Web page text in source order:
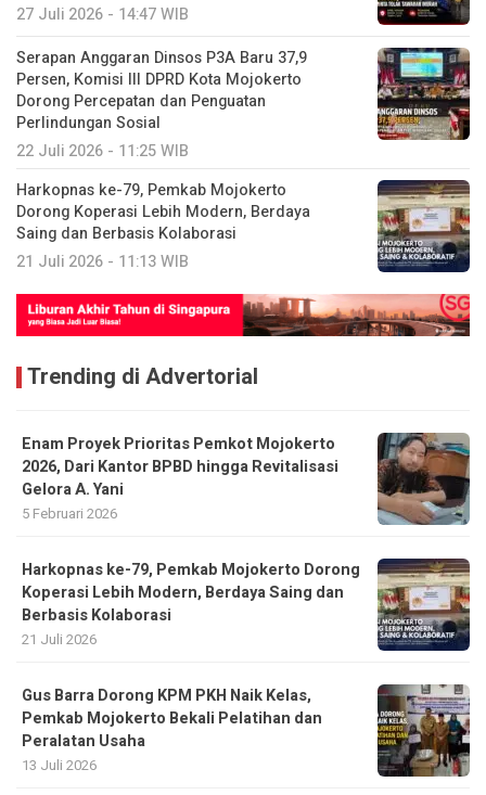
27 Juli 2026 - 14:47 WIB
Serapan Anggaran Dinsos P3A Baru 37,9
Persen, Komisi III DPRD Kota Mojokerto
Dorong Percepatan dan Penguatan
Perlindungan Sosial
22 Juli 2026 - 11:25 WIB
Harkopnas ke-79, Pemkab Mojokerto
Dorong Koperasi Lebih Modern, Berdaya
Saing dan Berbasis Kolaborasi
21 Juli 2026 - 11:13 WIB
Trending di Advertorial
Enam Proyek Prioritas Pemkot Mojokerto
2026, Dari Kantor BPBD hingga Revitalisasi
Gelora A. Yani
5 Februari 2026
Harkopnas ke-79, Pemkab Mojokerto Dorong
Koperasi Lebih Modern, Berdaya Saing dan
Berbasis Kolaborasi
21 Juli 2026
Gus Barra Dorong KPM PKH Naik Kelas,
Pemkab Mojokerto Bekali Pelatihan dan
Peralatan Usaha
13 Juli 2026